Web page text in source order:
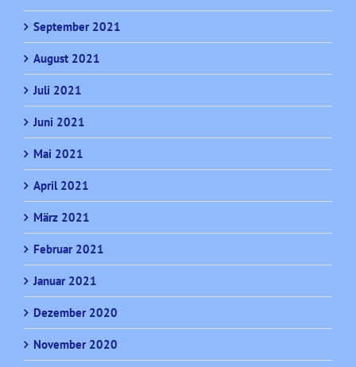
September 2021
August 2021
Juli 2021
Juni 2021
Mai 2021
April 2021
März 2021
Februar 2021
Januar 2021
Dezember 2020
November 2020